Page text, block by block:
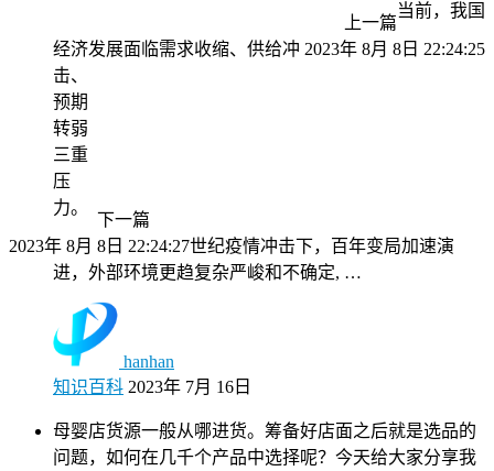
上一篇
2023年 8月 8日 22:24:25
下一篇
2023年 8月 8日 22:24:27
当前，我国
经济发展面临需求收缩、供给冲
击、
预期
转弱
三重
压
力。
世纪疫情冲击下，百年变局加速演
进，外部环境更趋复杂严峻和不确定, …
hanhan
知识百科 2023年 7月 16日
母婴店货源一般从哪进货。筹备好店面之后就是选品的
问题，如何在几千个产品中选择呢？今天给大家分享我